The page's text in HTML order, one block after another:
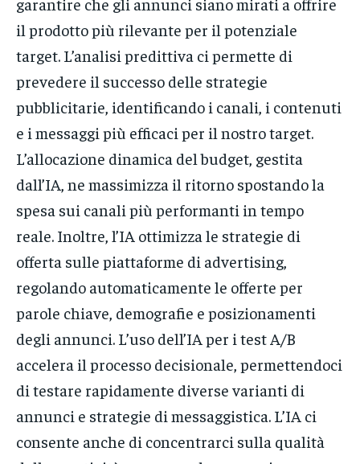
il prodotto più rilevante per il potenziale
target. L’analisi predittiva ci permette di
prevedere il successo delle strategie
pubblicitarie, identificando i canali, i contenuti
e i messaggi più efficaci per il nostro target.
L’allocazione dinamica del budget, gestita
dall’IA, ne massimizza il ritorno spostando la
spesa sui canali più performanti in tempo
reale. Inoltre, l’IA ottimizza le strategie di
offerta sulle piattaforme di advertising,
regolando automaticamente le offerte per
parole chiave, demografie e posizionamenti
degli annunci. L’uso dell’IA per i test A/B
accelera il processo decisionale, permettendoci
di testare rapidamente diverse varianti di
annunci e strategie di messaggistica. L’IA ci
consente anche di concentrarci sulla qualità